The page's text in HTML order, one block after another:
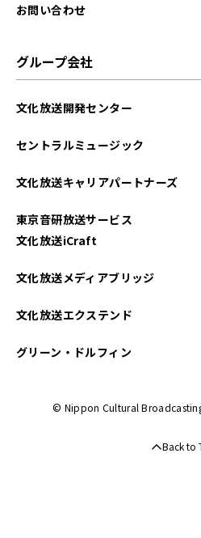
お問い合わせ
グループ会社
文化放送開発センター
セントラルミュージック
文化放送キャリアパートナーズ
東京音研放送サービス
文化放送iCraft
文化放送メディアブリッジ
文化放送エクステンド
グリーン・ドルフィン
© Nippon Cultural
Back to